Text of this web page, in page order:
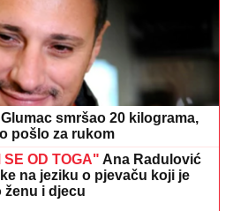
smršao 20 kilograma,
pošlo za rukom
SE OD TOGA" Ana Radulović
na jeziku o pjevaču koji je
ženu i djecu